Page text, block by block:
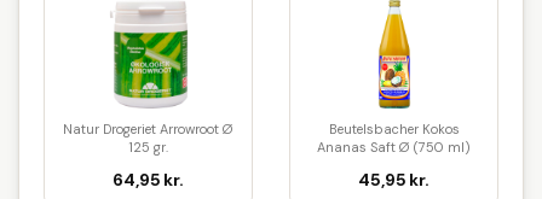
Natur Drogeriet Arrowroot Ø
125 gr.
64,95 kr.
Beutelsbacher Kokos
Ananas Saft Ø (750 ml)
45,95 kr.